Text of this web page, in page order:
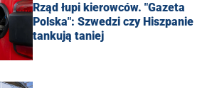
Rząd łupi kierowców. "Gazeta
Polska": Szwedzi czy Hiszpanie
tankują taniej